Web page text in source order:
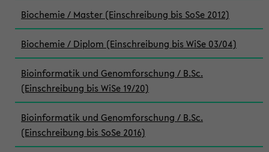
Biochemie / Master (Einschreibung bis SoSe 2012)
Biochemie / Diplom (Einschreibung bis WiSe 03/04)
Bioinformatik und Genomforschung / B.Sc.
(Einschreibung bis WiSe 19/20)
Bioinformatik und Genomforschung / B.Sc.
(Einschreibung bis SoSe 2016)